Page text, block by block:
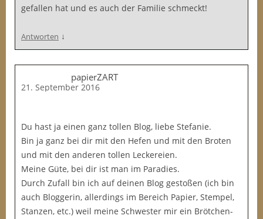
gefallen hat und es auch der Familie schmeckt!
Antworten ↓
papierZART
21. September 2016
Du hast ja einen ganz tollen Blog, liebe Stefanie.
Bin ja ganz bei dir mit den Hefen und mit den Broten
und mit den anderen tollen Leckereien.
Meine Güte, bei dir ist man im Paradies.
Durch Zufall bin ich auf deinen Blog gestoßen (ich bin
auch Bloggerin, allerdings im Bereich Papier, Stempel,
Stanzen, etc.) weil meine Schwester mir ein Brötchen-